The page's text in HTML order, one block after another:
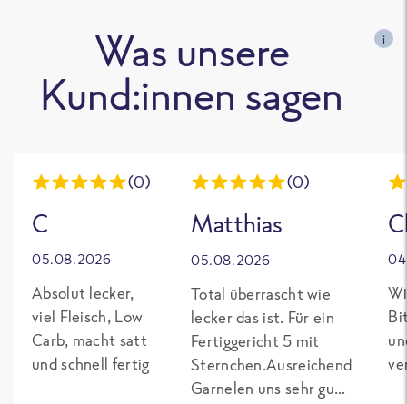
Was unsere
Kund:innen sagen
i
(0)
C
05.08.2026
Absolut lecker,
viel Fleisch, Low
Carb, macht satt
und schnell fertig
(0)
Matthias
05.08.2026
Total überrascht wie
lecker das ist. Für ein
Fertiggericht 5 mit
Sternchen.Ausreichend
Garnelen uns sehr gut